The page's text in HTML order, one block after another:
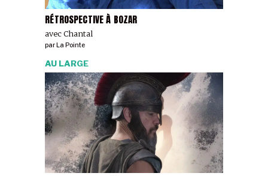
RÉTROSPECTIVE À BOZAR
avec Chantal
par La Pointe
AU LARGE